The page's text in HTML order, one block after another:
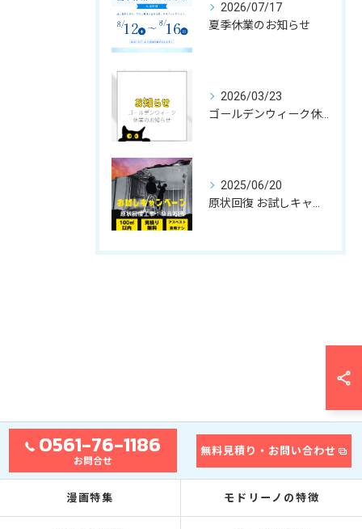
2026/07/17
夏季休業のお知らせ
2026/03/23
ゴールデンウィーク休業のお知らせ
2025/06/20
0561-76-1186
お問合せ
無料見積り・お問い合わせ
漫画特集 モドリーノの特徴